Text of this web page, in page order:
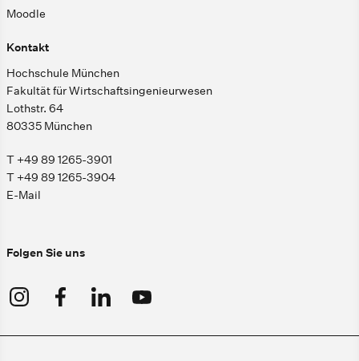
Moodle
Kontakt
Hochschule München
Fakultät für Wirtschaftsingenieurwesen
Lothstr. 64
80335 München
T +49 89 1265-3901
T +49 89 1265-3904
E-Mail
Folgen Sie uns